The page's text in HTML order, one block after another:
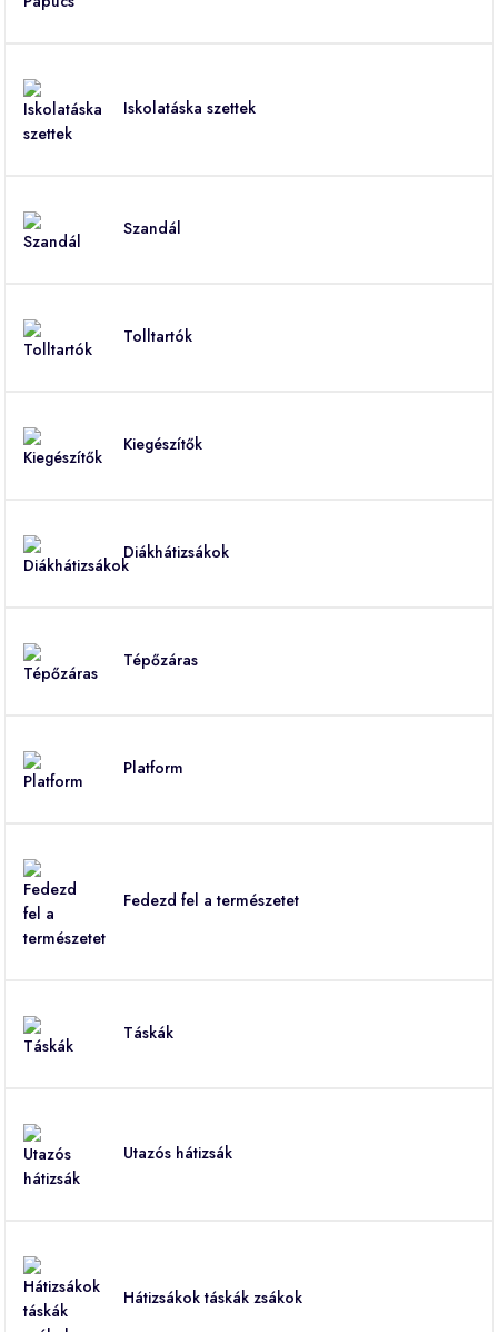
Iskolatáska szettek
Szandál
Tolltartók
Kiegészítők
Diákhátizsákok
Tépőzáras
Platform
Fedezd fel a természetet
Táskák
Utazós hátizsák
Hátizsákok táskák zsákok